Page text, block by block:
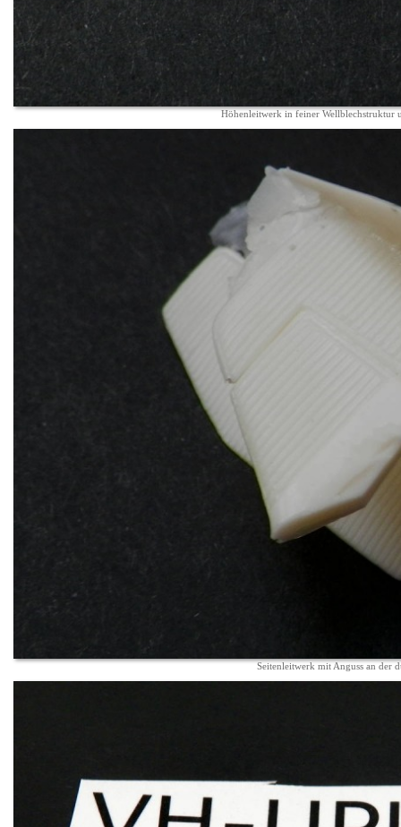
Höhenleitwerk in feiner Wellblechstruktur
Seitenleitwerk mit Anguss an der